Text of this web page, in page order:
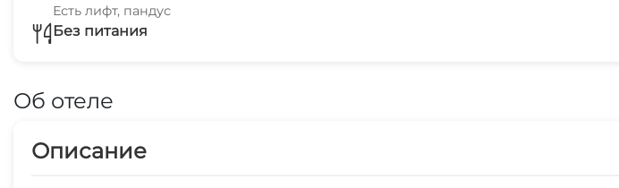
Есть лифт, пандус
Без питания
Об отеле
Описание